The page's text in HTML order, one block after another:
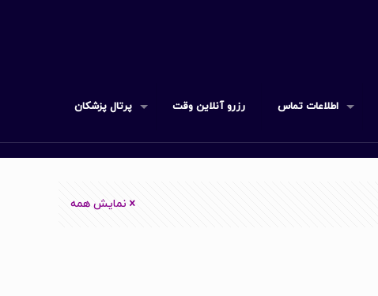
اطلاعات تماس رزرو آنلاین وقت پرتال پزشکان
نمایش همه